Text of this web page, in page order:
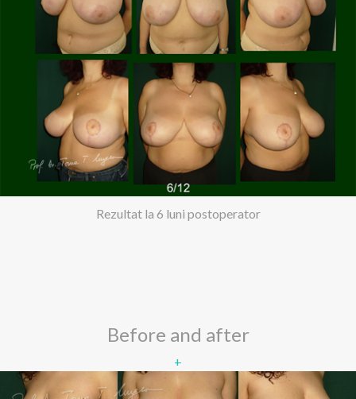
Rezultat la 6 luni postoperator
Before and after
+